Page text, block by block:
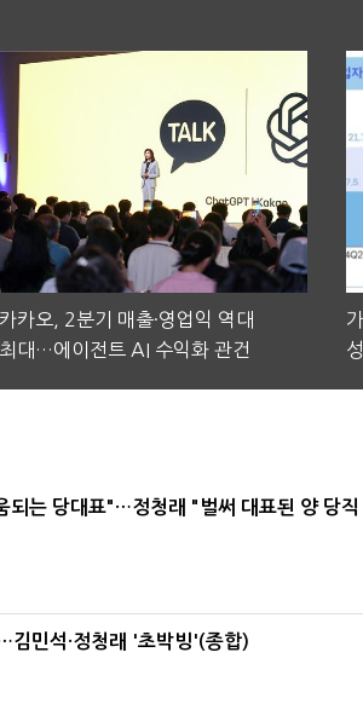
카카오, 2분기 매출·영업익 역대
최대…에이전트 AI 수익화 관건
되는 당대표"…정청래 "벌써 대표된 양 당직
민석·정청래 '초박빙'(종합)